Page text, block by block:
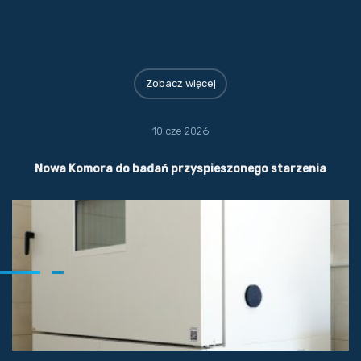
Zobacz więcej
10 cze 2026
Nowa Komora do badań przyspieszonego starzenia